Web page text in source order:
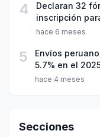
4
Declaran 32
inscripción
hace 6 meses
5
Envíos
5.7% en el
hace 4 meses
Secciones